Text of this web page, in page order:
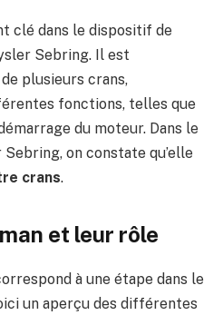
clé dans le dispositif de
Sebring. Il est
plusieurs crans,
fonctions, telles que
du moteur. Dans le
on constate qu’elle
crans.
et leur rôle
à une étape dans le
un aperçu des différentes